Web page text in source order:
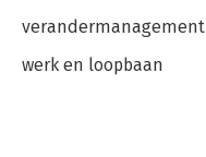
verandermanagement
werk en loopbaan